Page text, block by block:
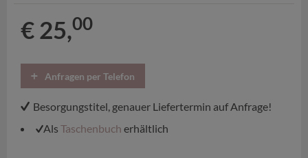
€ 25,00
Anfragen per Telefon
Besorgungstitel, genauer Liefertermin auf Anfrage!
Als Taschenbuch erhältlich